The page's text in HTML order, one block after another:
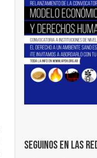
Seguinos en las